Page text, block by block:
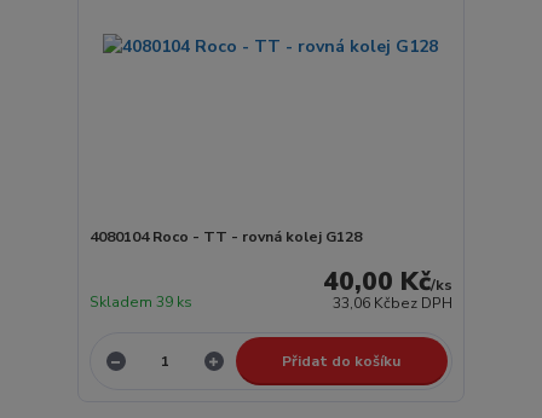
4080104 Roco - TT - rovná kolej G128
40,00 Kč/ks
33,06 Kčbez DPH
Skladem 39 ks
Přidat do košíku